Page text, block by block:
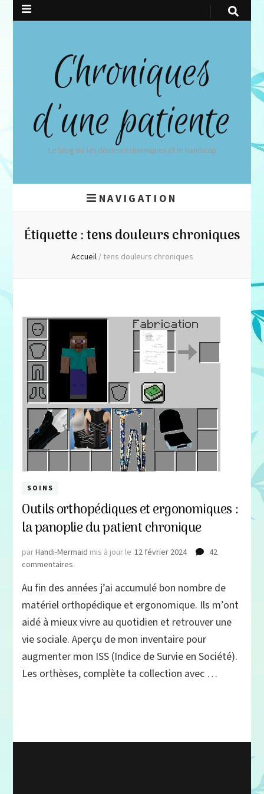
Chroniques
d'une patiente
Le blog sur les douleurs chroniques et le handicap
NAVIGATION
Étiquette :tens douleurs chroniques
Accueil/ tens douleurs chroniques
SOINS
Outils orthopédiques et ergonomiques :
la panoplie du patient chronique
parHandi-Mermaid mis à jour le 12 février 2024
42
commentaires
orthopédiques
et
ergonomiques :
la
panoplie
patient
chronique
Au fin des années j’ai accumulé bon nombre de
matériel orthopédique et ergonomique. Ils m’ont
aidé à mieux vivre au quotidien et retrouver une
vie sociale. Aperçu de mon inventaire pour
augmenter mon ISS (Indice de Survie en Société).
Les orthèses, complète ta collection avec …